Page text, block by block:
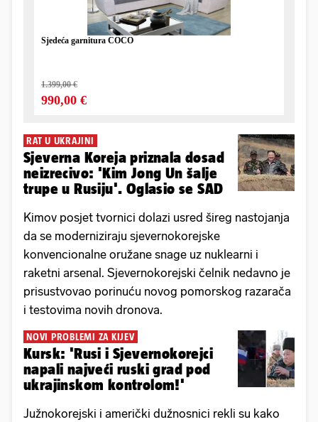
RAT U UKRAJINI
Sjeverna Koreja priznala dosad
neizrecivo: 'Kim Jong Un šalje
trupe u Rusiju'. Oglasio se SAD
Kimov posjet tvornici dolazi usred šireg nastojanja
da se moderniziraju sjevernokorejske
konvencionalne oružane snage uz nuklearni i
raketni arsenal. Sjevernokorejski čelnik nedavno je
prisustvovao porinuću novog pomorskog razarača
i testovima novih dronova.
NOVI PROBLEMI ZA KIJEV
Kursk: 'Rusi i Sjevernokorejci
napali najveći ruski grad pod
ukrajinskom kontrolom!'
Južnokorejski i američki dužnosnici rekli su kako